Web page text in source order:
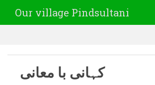
Our village Pindsultani
کہانی با معانی